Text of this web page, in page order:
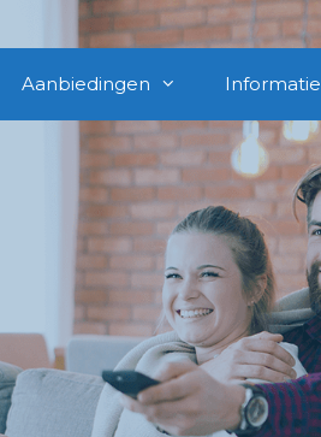
Aanbiedingen Informatie